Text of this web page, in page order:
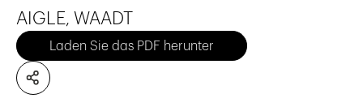
AIGLE, WAADT
Laden Sie das PDF herunter